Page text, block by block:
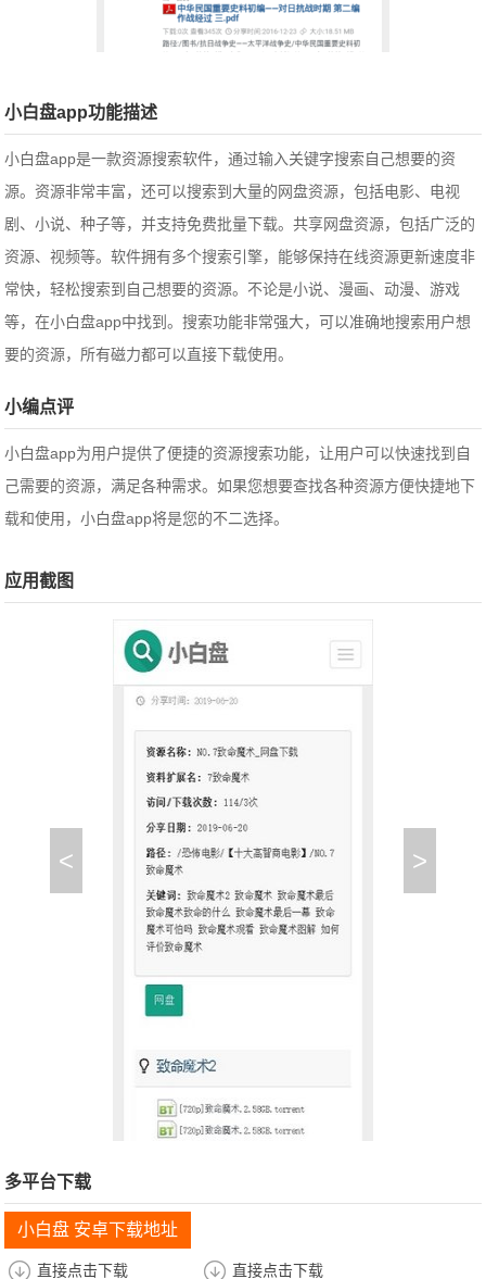
小白盘app功能描述
小白盘app是一款资源搜索软件，通过输入关键字搜索自己想要的资
源。资源非常丰富，还可以搜索到大量的网盘资源，包括电影、电视
剧、小说、种子等，并支持免费批量下载。共享网盘资源，包括广泛的
资源、视频等。软件拥有多个搜索引擎，能够保持在线资源更新速度非
常快，轻松搜索到自己想要的资源。不论是小说、漫画、动漫、游戏
等，在小白盘app中找到。搜索功能非常强大，可以准确地搜索用户想
要的资源，所有磁力都可以直接下载使用。
小编点评
小白盘app为用户提供了便捷的资源搜索功能，让用户可以快速找到自
己需要的资源，满足各种需求。如果您想要查找各种资源方便快捷地下
载和使用，小白盘app将是您的不二选择。
应用截图
< >
多平台下载
小白盘 安卓下载地址
直接点击下载 直接点击下载